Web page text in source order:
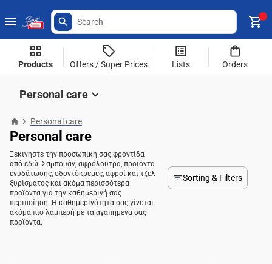
Products Offers / Super Prices Lists Orders
Personal care
Personal care
Personal care
Ξεκινήστε την προσωπική σας φροντίδα
από εδώ. Σαμπουάν, αφρόλουτρα, προϊόντα
ενυδάτωσης, οδοντόκρεμες, αφροί και τζελ
ξυρίσματος και ακόμα περισσότερα
προϊόντα για την καθημερινή σας
περιποίηση. Η καθημερινότητα σας γίνεται
ακόμα πιο λαμπερή με τα αγαπημένα σας
προϊόντα.
Sorting & Filters